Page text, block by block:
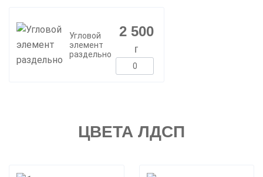
Угловой
элемент
раздельно
2 500
г
ЦВЕТА ЛДСП